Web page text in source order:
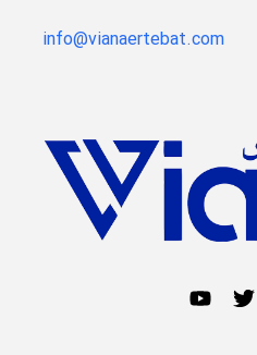
info@vianaertebat.com